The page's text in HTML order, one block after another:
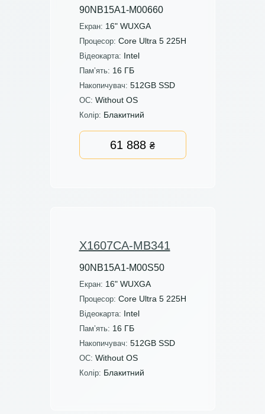
90NB15A1-M00660
Екран: 16" WUXGA
Процесор: Core Ultra 5 225H
Відеокарта: Intel
Пам’ять: 16 ГБ
Накопичувач: 512GB SSD
ОС: Without OS
Колір: Блакитний
61 888 ₴
X1607CA-MB341
90NB15A1-M00S50
Екран: 16" WUXGA
Процесор: Core Ultra 5 225H
Відеокарта: Intel
Пам’ять: 16 ГБ
Накопичувач: 512GB SSD
ОС: Without OS
Колір: Блакитний